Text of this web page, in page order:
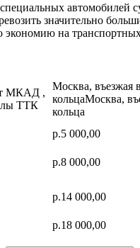
значительно
экономию на
МКАД ,
ТТК
Москва, въезжая
кольцаМосква,
кольца
р.5 000,00
р.8 000,00
р.14 000,00
р.18 000,00